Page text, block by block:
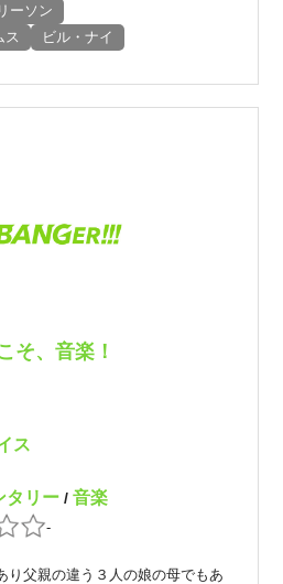
ーソン
ス
ビル・ナイ
、音楽！
ス
タリー/音楽
-
り父親の違う３人の娘の母でもあ